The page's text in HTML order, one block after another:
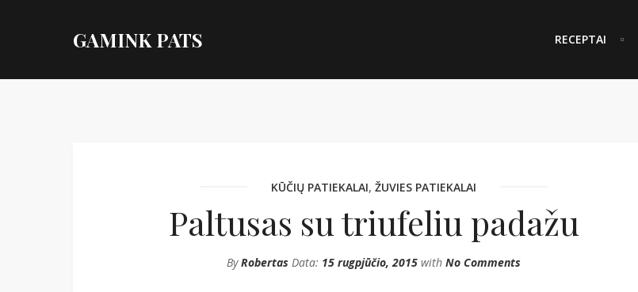
GAMINK PATS RECEPTAI
KŪČIŲ PATIEKALAI,ŽUVIES PATIEKALAI
Paltusas su triufeliu padažu
ByRobertas Data: 15 rugpjūčio, 2015 withNo Comments